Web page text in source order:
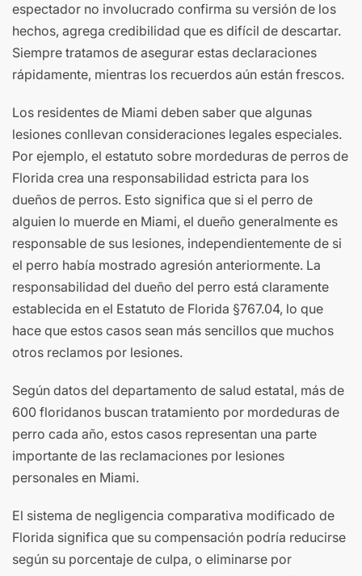
espectador no involucrado confirma su versión de los
hechos, agrega credibilidad que es difícil de descartar.
Siempre tratamos de asegurar estas declaraciones
rápidamente, mientras los recuerdos aún están frescos.
Los residentes de Miami deben saber que algunas
lesiones conllevan consideraciones legales especiales.
Por ejemplo, el estatuto sobre mordeduras de perros de
Florida crea una responsabilidad estricta para los
dueños de perros. Esto significa que si el perro de
alguien lo muerde en Miami, el dueño generalmente es
responsable de sus lesiones, independientemente de si
el perro había mostrado agresión anteriormente. La
responsabilidad del dueño del perro está claramente
establecida en el Estatuto de Florida §767.04, lo que
hace que estos casos sean más sencillos que muchos
otros reclamos por lesiones.
Según datos del departamento de salud estatal, más de
600 floridanos buscan tratamiento por mordeduras de
perro cada año, estos casos representan una parte
importante de las reclamaciones por lesiones
personales en Miami.
El sistema de negligencia comparativa modificado de
Florida significa que su compensación podría reducirse
según su porcentaje de culpa, o eliminarse por